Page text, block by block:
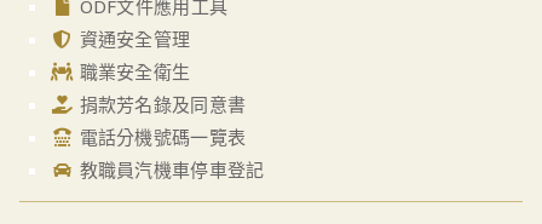
ODF文件應用工具
資通安全管理
職業安全衛生
捐款芳名錄及同意書
電話分機號碼一覽表
教職員汽機車停車登記